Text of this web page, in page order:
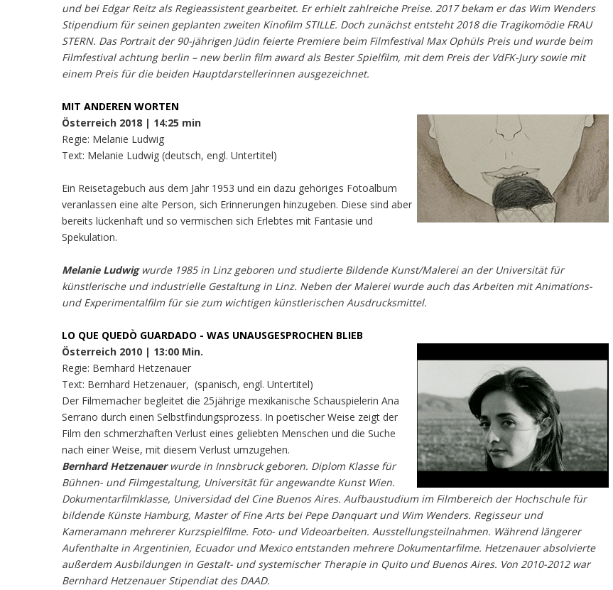
und bei Edgar Reitz als Regieassistent gearbeitet. Er erhielt zahlreiche Preise. 2017 bekam er das Wim Wenders
Stipendium für seinen geplanten zweiten Kinofilm STILLE. Doch zunächst entsteht 2018 die Tragikomödie FRAU
STERN. Das Portrait der 90-jährigen Jüdin feierte Premiere beim Filmfestival Max Ophüls Preis und wurde beim
Filmfestival achtung berlin – new berlin film award als Bester Spielfilm, mit dem Preis der VdFK-Jury sowie mit
einem Preis für die beiden Hauptdarstellerinnen ausgezeichnet.
MIT ANDEREN WORTEN
Österreich 2018 | 14:25 min
Regie: Melanie Ludwig
Text: Melanie Ludwig (deutsch, engl. Untertitel)
Ein Reisetagebuch aus dem Jahr 1953 und ein dazu gehöriges Fotoalbum
veranlassen eine alte Person, sich Erinnerungen hinzugeben. Diese sind aber
bereits lückenhaft und so vermischen sich Erlebtes mit Fantasie und
Spekulation.
Melanie Ludwigwurde 1985 in Linz geboren und studierte Bildende Kunst/Malerei an der Universität für
künstlerische und industrielle Gestaltung in Linz. Neben der Malerei wurde auch das Arbeiten mit Animations-
und Experimentalfilm für sie zum wichtigen künstlerischen Ausdrucksmittel.
LO QUE QUEDÒ GUARDADO - WAS UNAUSGESPROCHEN BLIEB
Österreich 2010 | 13:00 Min.
Regie: Bernhard Hetzenauer
Text: Bernhard Hetzenauer, (spanisch, engl. Untertitel)
Der Filmemacher begleitet die 25jährige mexikanische Schauspielerin Ana
Serrano durch einen Selbstfindungsprozess. In poetischer Weise zeigt der
Film den schmerzhaften Verlust eines geliebten Menschen und die Suche
nach einer Weise, mit diesem Verlust umzugehen.
Bernhard Hetzenauerwurde in Innsbruck geboren. Diplom Klasse für
Bühnen- und Filmgestaltung, Universität für angewandte Kunst Wien.
Dokumentarfilmklasse, Universidad del Cine Buenos Aires. Aufbaustudium im Filmbereich der Hochschule für
bildende Künste Hamburg, Master of Fine Arts bei Pepe Danquart und Wim Wenders. Regisseur und
Kameramann mehrerer Kurzspielfilme. Foto- und Videoarbeiten. Ausstellungsteilnahmen. Während längerer
Aufenthalte in Argentinien, Ecuador und Mexico entstanden mehrere Dokumentarfilme. Hetzenauer absolvierte
außerdem Ausbildungen in Gestalt- und systemischer Therapie in Quito und Buenos Aires. Von 2010-2012 war
Bernhard Hetzenauer Stipendiat des DAAD.